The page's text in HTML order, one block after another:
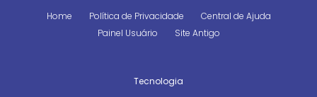
Home Política de Privacidade
Central de Ajuda
Painel Usuário
Site Antigo
Tecnologia